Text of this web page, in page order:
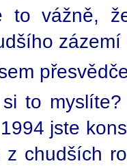
to vážně,
to
jste
z chudších